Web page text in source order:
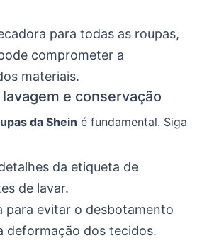
para todas as roupas,
comprometer a
materiais.
e conservação
da Shein é fundamental. Siga
da etiqueta de
de lavar.
para evitar o desbotamento
deformação dos tecidos.